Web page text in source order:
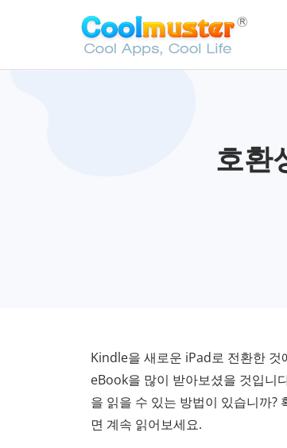
호환
Kindle을 새로운 iPad로 전환한 것
eBook을 많이 받아보셨을 것입니
을 읽을 수 있는 방법이 있습니까?
면 계속 읽어보세요.